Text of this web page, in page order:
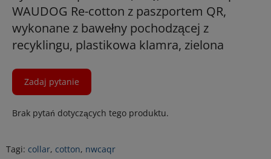
WAUDOG Re-cotton z paszportem QR,
wykonane z bawełny pochodzącej z
recyklingu, plastikowa klamra, zielona
Zadaj pytanie
Brak pytań dotyczących tego produktu.
Tagi: collar, cotton, nwcaqr